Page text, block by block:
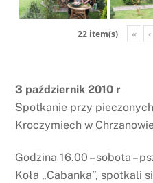
22 item(s) « ‹
3 październik 2010 r
Spotkanie przy
Kroczymiech w
Godzina 16.00 – sobota –
Koła „Cabanka”, spotkali